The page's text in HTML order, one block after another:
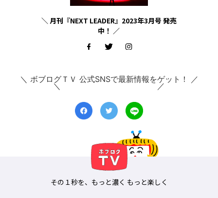
＼ 月刊『NEXT LEADER』2023年3月号 発売
中！ ／
＼ ボブログＴＶ 公式SNSで最新情報をゲット！ ／
その１秒を、もっと濃く もっと楽しく